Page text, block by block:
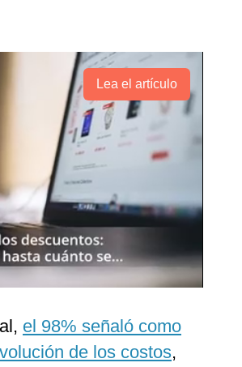
Lea el artículo
el 98% señaló como
de los costos,